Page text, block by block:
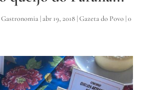
Gastronomia|abr 19, 2018|Gazeta do Povo|0